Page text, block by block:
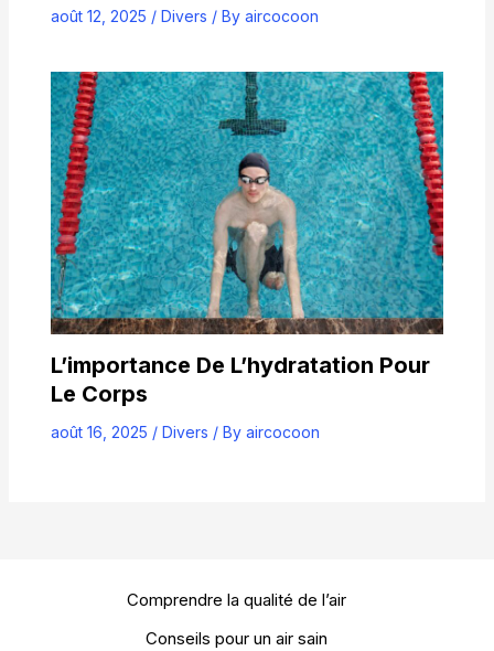
août 12, 2025 / Divers / By aircocoon
L’importance De L’hydratation Pour
Le Corps
août 16, 2025 / Divers / By aircocoon
Comprendre la qualité de l’air
Conseils pour un air sain